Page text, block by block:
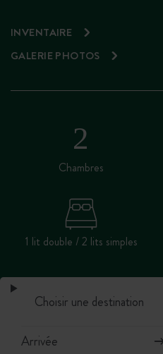
INVENTAIRE
GALERIE PHOTOS
Chambres
1 lit double / 2 lits simples